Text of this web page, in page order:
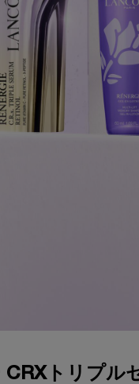
CRXトリプル